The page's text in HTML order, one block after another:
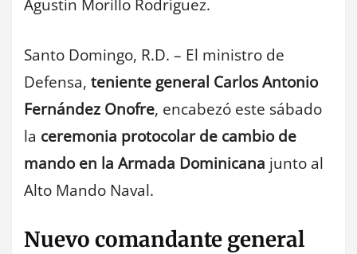
Agustín Morillo Rodríguez.
Santo Domingo, R.D. – El ministro de
Defensa, teniente general Carlos Antonio
Fernández Onofre, encabezó este sábado
la ceremonia protocolar de cambio de
mando en la Armada Dominicana junto al
Alto Mando Naval.
Nuevo comandante general